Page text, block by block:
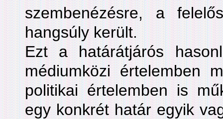
szembenézésre, a
hangsúly került.
Ezt a határátjárós
médiumközi értelemben
politikai értelemben is
egy konkrét határ egyik